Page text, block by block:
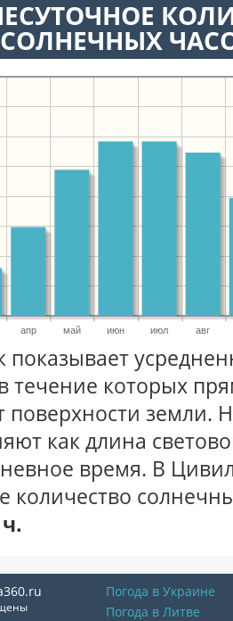
СОЛНЕЧНЫХ
апр май июн июл авг
течение которых
поверхности земли.
как длина
время. В
количество
Погода в Украине
Погода в Литве